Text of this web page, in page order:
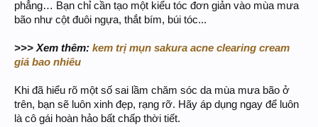
phẳng… Bạn chỉ cần tạo một kiểu tóc đơn giản vào mùa mưa
bão như cột đuôi ngựa, thắt bím, búi tóc...
>>> Xem thêm: kem trị mụn sakura acne clearing cream
giá bao nhiêu
Khi đã hiểu rõ một số sai lầm chăm sóc da mùa mưa bão ở
trên, bạn sẽ luôn xinh đẹp, rạng rỡ. Hãy áp dụng ngay để luôn
là cô gái hoàn hảo bất chấp thời tiết.